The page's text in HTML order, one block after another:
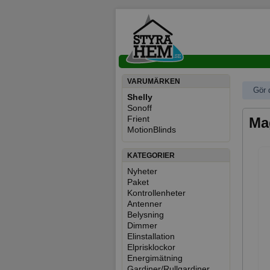
VARUMÄRKEN
Shelly
Sonoff
Frient
MotionBlinds
KATEGORIER
Nyheter
Paket
Kontrollenheter
Antenner
Belysning
Dimmer
Elinstallation
Elprisklockor
Energimätning
Gör